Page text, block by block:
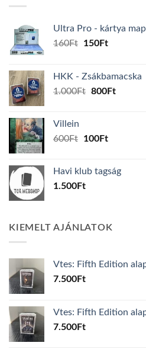
Ultra Pro - kártya
160Ft
Original
160Ft.
150FtCurrent
150Ft.
HKK - Zsákbamacska
1.000Ft Original
800FtCurrent
Villein
600Ft
Original
600Ft.
100FtCurrent
100Ft.
Havi klub tagság
1.500Ft
KIEMELT AJÁNLATOK
Vtes: Fifth Edition
7.500Ft
Vtes: Fifth Edition
7.500Ft